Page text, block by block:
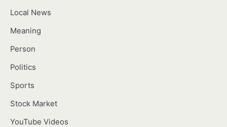
Local News
Meaning
Person
Politics
Sports
Stock Market
YouTube Videos